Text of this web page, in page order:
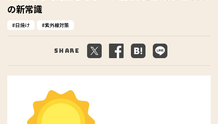
の新常識
日焼け 紫外線対策
Share